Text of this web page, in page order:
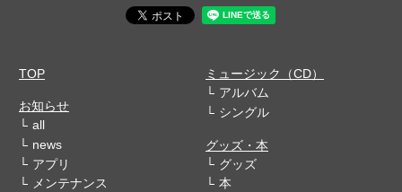
TOP
お知らせ
all
news
アプリ
メンテナンス
ミュージック（CD）
アルバム
シングル
グッズ・本
グッズ
本